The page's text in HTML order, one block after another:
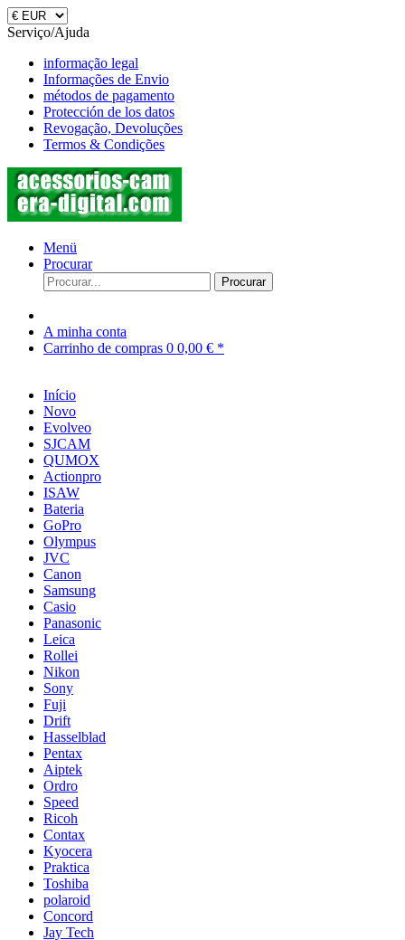
Serviço/Ajuda
informação legal
Informações de Envio
métodos de pagamento
Protección de los datos
Revogação, Devoluções
Termos & Condições
Menü
Procurar
Procurar
A minha conta
Carrinho de compras 0 0,00 € *
Início
Novo
Evolveo
SJCAM
QUMOX
Actionpro
ISAW
Bateria
GoPro
Olympus
JVC
Canon
Samsung
Casio
Panasonic
Leica
Rollei
Nikon
Sony
Fuji
Drift
Hasselblad
Pentax
Aiptek
Ordro
Speed
Ricoh
Contax
Kyocera
Praktica
Toshiba
polaroid
Concord
Jay Tech